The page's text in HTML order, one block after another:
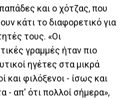
και ο χότζας, που
κάτι το διαφορετικό για
τους. «Οι
γραμμές ήταν πιο
ηγέτες στα μικρά
και φιλόξενοι - ίσως και
- απ' ότι πολλοί σήμερα»,